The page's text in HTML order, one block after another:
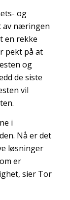
og
av næringen
en rekke
pekt på at
og
de siste
vil
i
Nå er det
løsninger
er
sier Tor